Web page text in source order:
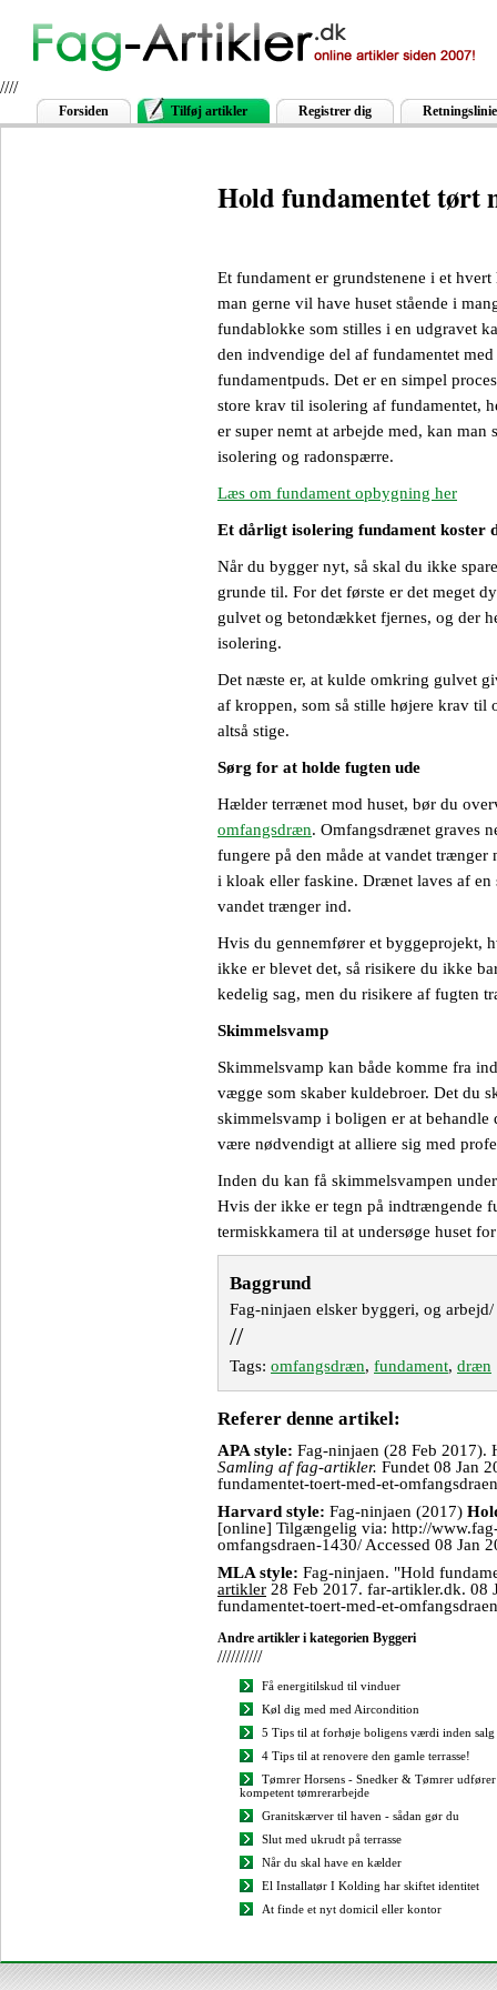
////
Forsiden Tilføj artikler Registrer dig
Hold fundamentet tørt
Et fundament er grundstenene i et
man gerne vil have huset stående i
fundablokke som stilles i en udgravet
den indvendige del af fundamentet
fundamentpuds. Det er en simpel
store krav til isolering af fundamentet,
er super nemt at arbejde med, kan
isolering og radonspærre.
Læs om fundament opbygning her
Et dårligt isolering fundament koster
Når du bygger nyt, så skal du ikke
grunde til. For det første er det meget
gulvet og betondækket fjernes, og der
isolering.
Det næste er, at kulde omkring gulvet
af kroppen, som så stille højere krav
altså stige.
Sørg for at holde fugten ude
Hælder terrænet mod huset, bør du
omfangsdræn. Omfangsdrænet graves
fungere på den måde at vandet
i kloak eller faskine. Drænet laves af
vandet trænger ind.
Hvis du gennemfører et byggeprojekt,
ikke er blevet det, så risikere du ikke
kedelig sag, men du risikere af fugten
Skimmelsvamp
Skimmelsvamp kan både komme fra
vægge som skaber kuldebroer. Det du
skimmelsvamp i boligen er at
være nødvendigt at alliere sig med
Inden du kan få skimmelsvampen
Hvis der ikke er tegn på indtrængende
termiskkamera til at undersøge huset
Baggrund
Fag-ninjaen elsker byggeri, og
//
Tags: omfangsdræn, fundament, dræn
Referer denne artikel:
APA style: Fag-ninjaen (28 Feb 2017).
Samling af fag-artikler. Fundet 08 Jan
fundamentet-toert-med-et-
Harvard style: Fag-ninjaen (2017)
[online] Tilgængelig via: http://
omfangsdraen-1430/ Accessed 08 Jan
MLA style: Fag-ninjaen. "Hold
artikler 28 Feb 2017. far-artikler.dk.
fundamentet-toert-med-et-
Andre artikler i kategorien Byggeri
//////////
Få energitilskud til vinduer
Køl dig med med Aircondition
5 Tips til at forhøje boligens værdi inden salg
4 Tips til at renovere den gamle terrasse!
Tømrer Horsens - Snedker & Tømrer udfører
kompetent tømrerarbejde
Granitskærver til haven - sådan gør du
Slut med ukrudt på terrasse
Når du skal have en kælder
El Installatør I Kolding har skiftet identitet
At finde et nyt domicil eller kontor